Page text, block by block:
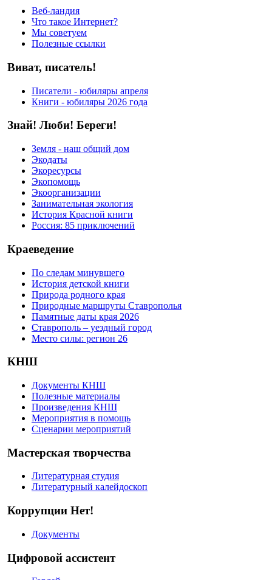
Веб-ландия
Что такое Интернет?
Мы советуем
Полезные ссылки
Виват, писатель!
Писатели - юбиляры апреля
Книги - юбиляры 2026 года
Знай! Люби! Береги!
Земля - наш общий дом
Экодаты
Экоресурсы
Экопомощь
Экоорганизации
Занимательная экология
История Красной книги
Россия: 85 приключений
Краеведение
По следам минувшего
История детской книги
Природа родного края
Природные маршруты Ставрополья
Памятные даты края 2026
Ставрополь – уездный город
Место силы: регион 26
КНШ
Документы КНШ
Полезные материалы
Произведения КНШ
Мероприятия в помощь
Сценарии мероприятий
Мастерская творчества
Литературная студия
Литературный калейдоскоп
Коррупции Нет!
Документы
Цифровой ассистент